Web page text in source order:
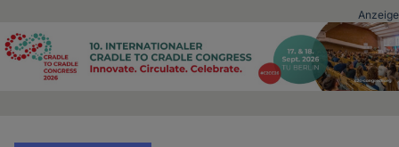
Advertising
Anzeige